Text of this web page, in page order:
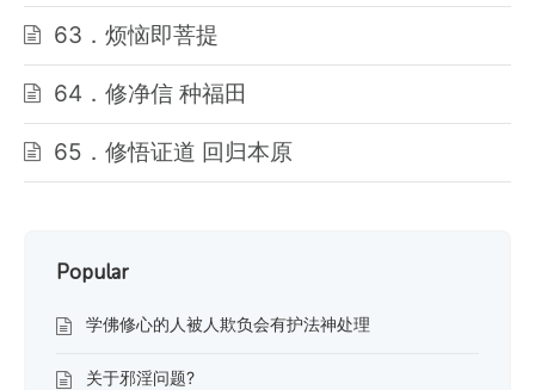
63．烦恼即菩提
64．修净信 种福田
65．修悟证道 回归本原
Popular
学佛修心的人被人欺负会有护法神处理
关于邪淫问题?